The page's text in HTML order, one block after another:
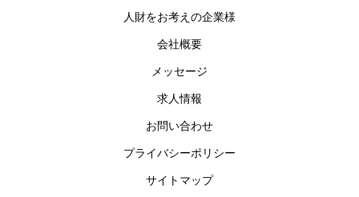
人財をお考えの企業様
会社概要
メッセージ
求人情報
お問い合わせ
プライバシーポリシー
サイトマップ